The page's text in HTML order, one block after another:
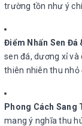
trường tồn như ý
Điểm Nhấn Sen Đá
sen đá, dương xỉ
thiên nhiên thu nhỏ
Phong Cách Sang
mang ý nghĩa thu